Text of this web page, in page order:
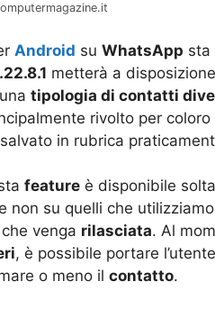
Android su WhatsApp sta
metterà a
tipologia di contatti
rivolto per coloro
in rubrica
feature è disponibile
non su quelli che
venga rilasciata. Al
, è possibile portare
o meno il contatto.